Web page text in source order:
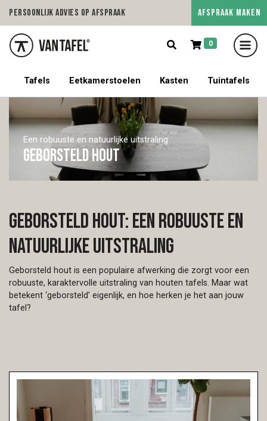
Persoonlijk advies op afspraak 5/5 op Google
AFSPRAAK MAKEN
0
5% korting op een tafel met stoelen!
Tafels Eetkamerstoelen Kasten Tuintafels
Een robuuste en natuurlijke uitstraling
Geborsteld hout
Geborsteld hout: een robuuste en
natuurlijke uitstraling
Geborsteld hout is een populaire afwerking die zorgt voor een
robuuste, karaktervolle uitstraling van houten tafels. Maar wat
betekent ‘geborsteld’ eigenlijk, en hoe herken je het aan jouw
tafel?